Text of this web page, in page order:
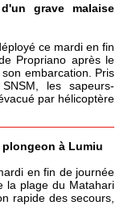
grave malaise
ce mardi en fin
Propriano après le
embarcation. Pris
les sapeurs-
par hélicoptère
plongeon à Lumiu
en fin de journée
la plage du Matahari
rapide des secours,